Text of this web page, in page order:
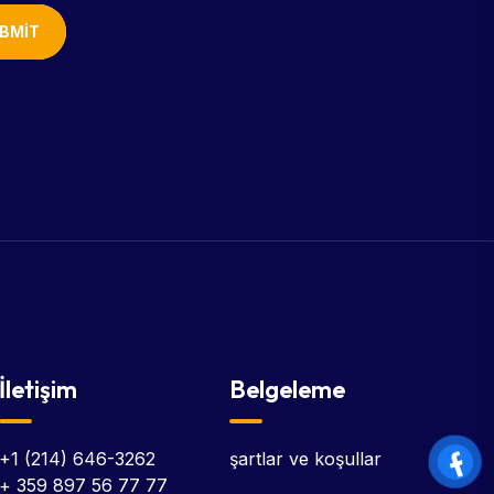
İletişim
+1 (214) 646-3262
+ 359 897 56 77 77
Belgeleme
şartlar ve koşullar